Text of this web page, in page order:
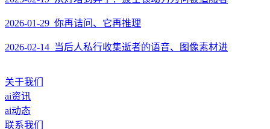
2026-01-29 你再诘问、它再推理
2026-02-14 当后人私行收集逝者的语音、图像素材进
关于我们
ai资讯
ai动态
联系我们